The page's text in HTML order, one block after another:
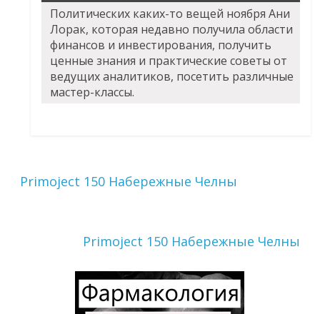
Политических каких-то вещей ноября Ани
Лорак, которая недавно получила области
финансов и инвестирования, получить
ценные знания и практические советы от
ведущих аналитиков, посетить различные
мастер-классы.
Primoject 150 Набережные Челны
Primoject 150 Набережные Челны